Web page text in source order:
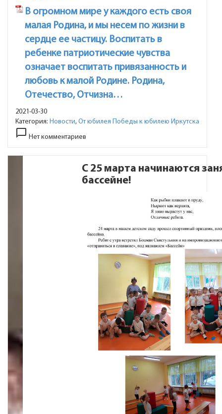
В огромном мире у каждого есть своя
малая Родина, и мы несем по жизни в
сердце ее частицу. Воспитать в
ребенке патриотические чувства
означает воспитать привязанность и
любовь к малой Родине. Родина,
Отечество, Отчизна…
2021-03-30
Категория: Новости, От юбилея Победы к юбилею Иркутска
chat_bubble_outline Нет комментариев
С 25 марта начинаются
бассейне!